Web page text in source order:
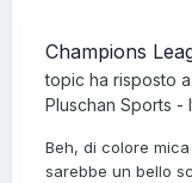
Champions
topic ha risposto a
Pluschan Sports -
Beh, di colore
sarebbe un bello